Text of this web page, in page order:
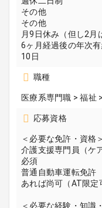
その他
その他
月9日休み（但し2月
6ヶ月経過後の年次
10日
職種
医療系専門職 > 福祉
応募資格
＜必要な免許・資格＞
介護支援専門員（ケ
必須
普通自動車運転免許
あれば尚可（AT限定
＜必要な経験・知識